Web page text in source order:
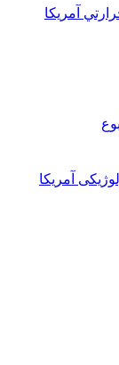
آمريکا
آمریکا